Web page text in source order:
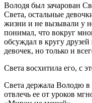
Володя был зачарован
Света, остальные
жизни и не вызывали у
понимал, что вокруг
обсуждал в кругу
девочек, но только и
Света восхитила его, с
Света держала Володю
отвлечь ее от уроков